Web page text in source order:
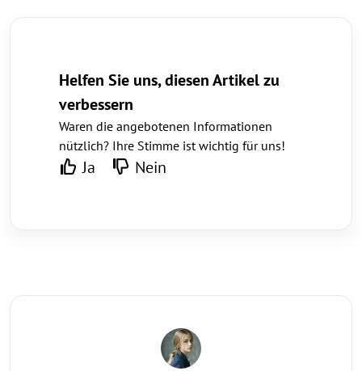
Helfen Sie uns, diesen Artikel zu
verbessern
Waren die angebotenen Informationen
nützlich? Ihre Stimme ist wichtig für uns!
Ja Nein